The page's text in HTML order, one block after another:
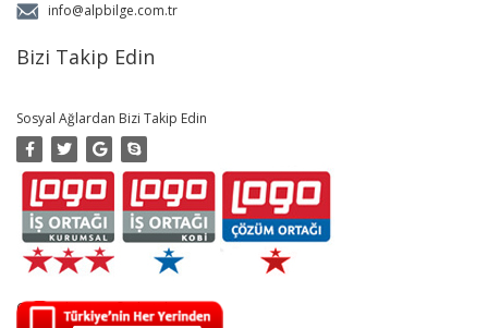
info@alpbilge.com.tr
Bizi Takip Edin
Sosyal Ağlardan Bizi Takip Edin
Copyright 2019 © Alp Bilge